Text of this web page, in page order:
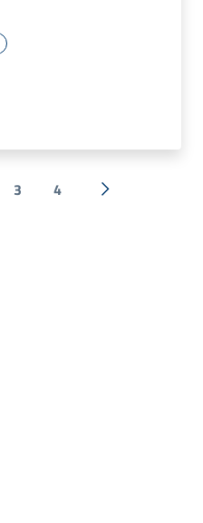
3 4 Successiva »